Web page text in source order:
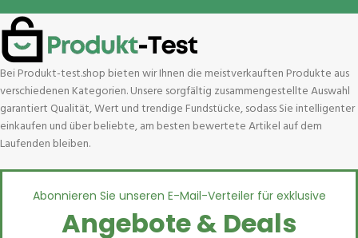
Bei Produkt-test.shop bieten wir Ihnen die meistverkauften Produkte aus
verschiedenen Kategorien. Unsere sorgfältig zusammengestellte Auswahl
garantiert Qualität, Wert und trendige Fundstücke, sodass Sie intelligenter
einkaufen und über beliebte, am besten bewertete Artikel auf dem
Laufenden bleiben.
Abonnieren Sie unseren E-Mail-Verteiler für exklusive
Angebote & Deals